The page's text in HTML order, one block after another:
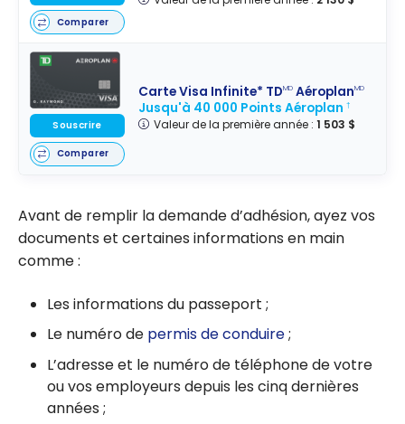
Comparer
Carte Visa Infinite* TDMD AéroplanMD
Jusqu'à 40 000 Points Aéroplan†
Valeur de la première année : 1 503 $
Souscrire
Comparer
Avant de remplir la demande d’adhésion, ayez vos
documents et certaines informations en main
comme :
Les informations du passeport ;
Le numéro de permis de conduire;
L’adresse et le numéro de téléphone de votre
ou vos employeurs depuis les cinq dernières
années ;